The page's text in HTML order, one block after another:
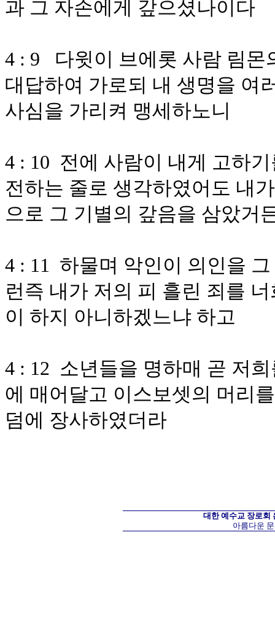
과 그 자손에게 갚으셨나이다
4 : 9 다윗이 브에롯 사람 림몬
대답하여 가로되 내 생명을 여
사심을 가리켜 맹세하노니
4 : 10 전에 사람이 내게 고하
전하는 줄로 생각하였어도 내
으로 그 기별의 갚음을 삼았거
4 : 11 하물며 악인이 의인을
런즉 내가 저의 피 흘린 죄를
이 하지 아니하겠느냐 하고
4 : 12 소년들을 명하매 곧 저
에 매어달고 이스보셋의 머리
덤에 장사하였더라
대한 예수교 장로회
아름다운